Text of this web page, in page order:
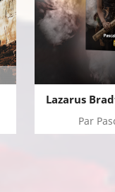
Lazarus
Par